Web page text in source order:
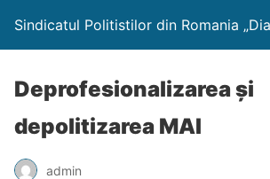
Sindicatul Politistilor din Romania
Deprofesionalizarea și
depolitizarea MAI
admin